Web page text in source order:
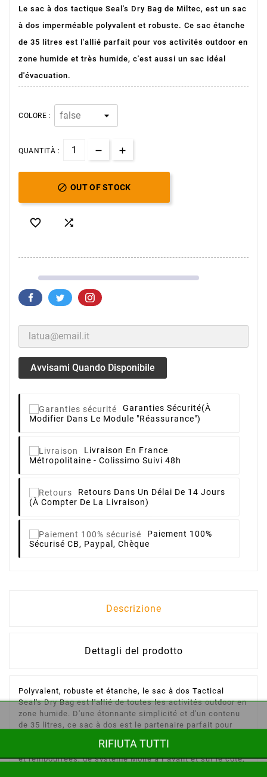
Le sac à dos tactique Seal's Dry Bag de Miltec, est un sac
à dos imperméable polyvalent et robuste. Ce sac étanche
de 35 litres est l'allié parfait pour vos activités outdoor en
zone humide et très humide, c'est aussi un sac idéal
d'évacuation.
COLORE :
QUANTITÀ :
 OUT OF STOCK
 
Avvisami Quando Disponibile
Garanties Sécurité(à
Modifier Dans Le Module "Réassurance")
Livraison En France
Métropolitaine - Colissimo Suivi 48h
Retours Dans Un Délai De 14 Jours
(à Compter De La Livraison)
Paiement 100%
Sécurisé CB, Paypal, Chèque
Descrizione
Dettagli del prodotto
Polyvalent, robuste et étanche, le sac à dos Tactical
Seal's Dry Bag est l'allié de toutes les activités outdoor en
zone humide. D'une étonnante simplicité et d'un contenu
de 35 litres, ce sac à dos est le partenaire parfait pour
imperméable, est doté de 2 bretelles de portage réglables
et rembourrées, de système Molle à l´avant et sur le côté,
RIFIUTA TUTTI